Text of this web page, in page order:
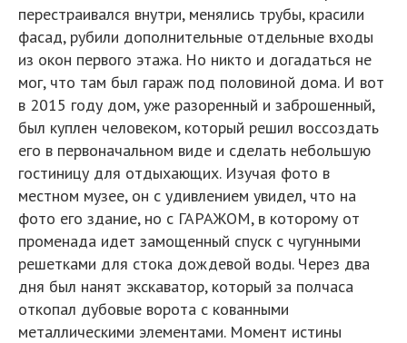
перестраивался внутри, менялись трубы, красили
фасад, рубили дополнительные отдельные входы
из окон первого этажа. Но никто и догадаться не
мог, что там был гараж под половиной дома. И вот
в 2015 году дом, уже разоренный и заброшенный,
был куплен человеком, который решил воссоздать
его в первоначальном виде и сделать небольшую
гостиницу для отдыхающих. Изучая фото в
местном музее, он с удивлением увидел, что на
фото его здание, но с ГАРАЖОМ, в которому от
променада идет замощенный спуск с чугунными
решетками для стока дождевой воды. Через два
дня был нанят экскаватор, который за полчаса
откопал дубовые ворота с кованными
металлическими элементами. Момент истины